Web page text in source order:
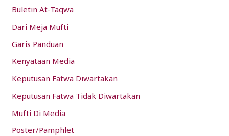
:Buletin At-Taqwa
Dari Meja Mufti
Garis Panduan
Kenyataan Media
Keputusan Fatwa Diwartakan
Keputusan Fatwa Tidak Diwartakan
Mufti Di Media
Poster/Pamphlet